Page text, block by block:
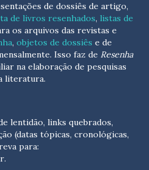
de dossiês de artigo,
de livros resenhados, listas de
os arquivos das revistas e
, objetos de dossiês e de
. Isso faz de Resenha
na elaboração de pesquisas
literatura.
lentidão, links quebrados,
(datas tópicas, cronológicas,
.